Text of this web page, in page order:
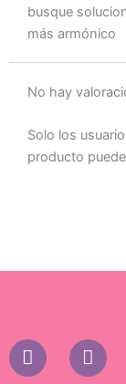
busque
más armónico
No hay
Solo los
producto
I
n
T
i